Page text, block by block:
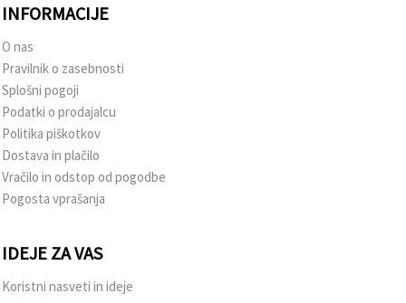
INFORMACIJE
O nas
Pravilnik o zasebnosti
Splošni pogoji
Podatki o prodajalcu
Politika piškotkov
Dostava in plačilo
Vračilo in odstop od pogodbe
Pogosta vprašanja
IDEJE ZA VAS
Koristni nasveti in ideje